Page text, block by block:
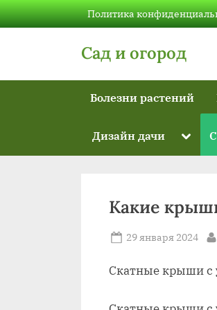
Skip
to
Политика
Сад и огород
Болезни растений
Дизайн дачи Toggle
menu
Какие
Posted
29 января 2024
Скатные крыши с